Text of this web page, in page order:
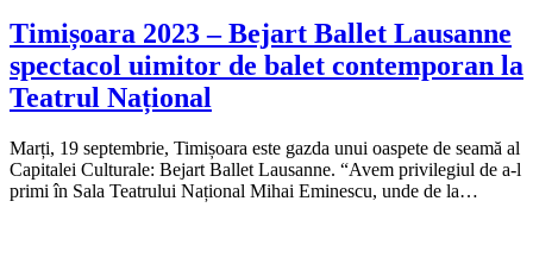
Timișoara 2023 – Bejart Ballet Lausanne
spectacol uimitor de balet contemporan la
Teatrul Național
Marți, 19 septembrie, Timișoara este gazda unui oaspete de seamă al
Capitalei Culturale: Bejart Ballet Lausanne. “Avem privilegiul de a-l
primi în Sala Teatrului Național Mihai Eminescu, unde de la…